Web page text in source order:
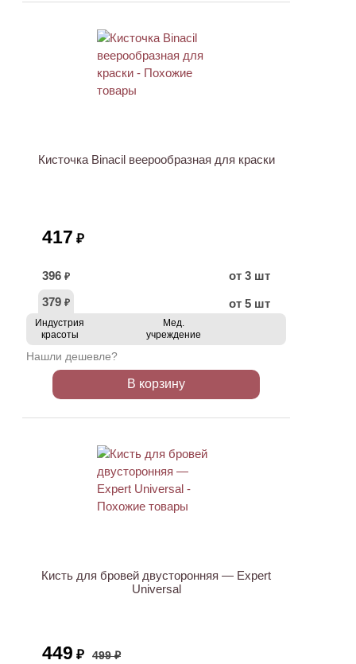
Кисточка Binacil веерообразная для краски
417 ₽
396 ₽
от 3 шт
379 ₽ от 5 шт
Индустрия
красоты
Мед.
учреждение
Нашли дешевле?
В корзину
Кисть для бровей двусторонняя — Expert
Universal
449 ₽ 499 ₽